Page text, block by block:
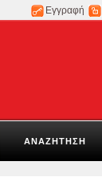
Εγγραφή
ΑΝΑΖΗΤΗΣΗ